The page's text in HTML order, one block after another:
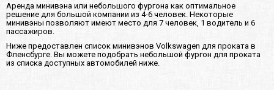
Аренда минивэна или небольшого фургона как оптимальное
решение для большой компании из 4-6 человек. Некоторые
минивэны позволяют имеют место для 7 человек, 1 водитель и 6
пассажиров.
Ниже предоставлен список минивэнов Volkswagen для проката в
Фленсбурге. Вы можете подобрать небольшой фургон для проката
из списка доступных автомобилей ниже.